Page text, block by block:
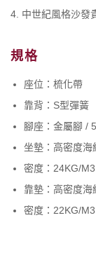
中世紀風格沙發
規格
座位：梳化帶
靠背：S型彈簧
腳座：金屬腳 /
坐墊：高密度海
密度：24KG/
靠墊：高密度海
密度：22KG/M3